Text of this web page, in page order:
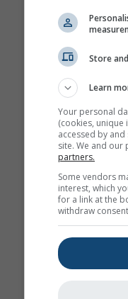
Store
Learn
Your personal
(cookies,
accessed by
site. We and our
partners.
Some vendors
interest, which
for a link at the
withdraw